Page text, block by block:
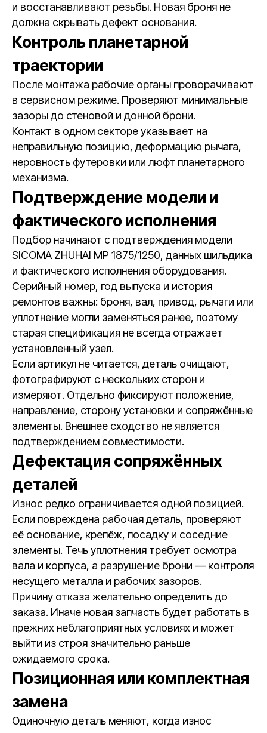
и восстанавливают резьбы. Новая броня не
должна скрывать дефект основания.
Контроль планетарной
траектории
После монтажа рабочие органы проворачивают
в сервисном режиме. Проверяют минимальные
зазоры до стеновой и донной брони.
Контакт в одном секторе указывает на
неправильную позицию, деформацию рычага,
неровность футеровки или люфт планетарного
механизма.
Подтверждение модели и
фактического исполнения
Подбор начинают с подтверждения модели
SICOMA ZHUHAI MP 1875/1250, данных шильдика
и фактического исполнения оборудования.
Серийный номер, год выпуска и история
ремонтов важны: броня, вал, привод, рычаги или
уплотнение могли заменяться ранее, поэтому
старая спецификация не всегда отражает
установленный узел.
Если артикул не читается, деталь очищают,
фотографируют с нескольких сторон и
измеряют. Отдельно фиксируют положение,
направление, сторону установки и сопряжённые
элементы. Внешнее сходство не является
подтверждением совместимости.
Дефектация сопряжённых
деталей
Износ редко ограничивается одной позицией.
Если повреждена рабочая деталь, проверяют
её основание, крепёж, посадку и соседние
элементы. Течь уплотнения требует осмотра
вала и корпуса, а разрушение брони — контроля
несущего металла и рабочих зазоров.
Причину отказа желательно определить до
заказа. Иначе новая запчасть будет работать в
прежних неблагоприятных условиях и может
выйти из строя значительно раньше
ожидаемого срока.
Позиционная или комплектная
замена
Одиночную деталь меняют, когда износ